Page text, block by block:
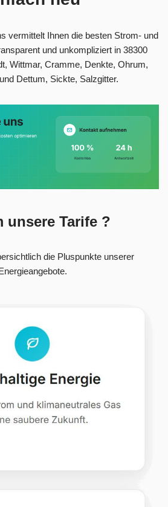
vermittelt Ihnen die besten Strom- und
und unkompliziert in 38300
Wittmar, Cramme, Denkte, Ohrum,
Dettum, Sickte, Salzgitter.
unsere Tarife ?
die Pluspunkte unserer